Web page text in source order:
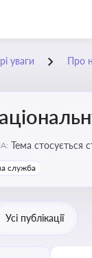
уваги Про
Тема стосується
бізнесу з
служба
Усі публікації